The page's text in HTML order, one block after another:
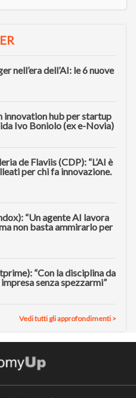
nell’era dell’AI: le 6 nuove
innovation hub per startup
Ivo Boniolo (ex e-Novia)
de Flaviis (CDP): “L’AI è
per chi fa innovazione.
“Un agente AI lavora
non basta ammirarlo per
“Con la disciplina da
senza spezzarmi”
Vedi tutti gli approfondimenti >